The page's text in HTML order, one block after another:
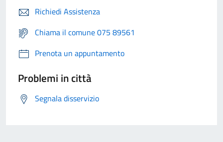
Richiedi Assistenza
Chiama il comune 075 89561
Prenota un appuntamento
Problemi in città
Segnala disservizio